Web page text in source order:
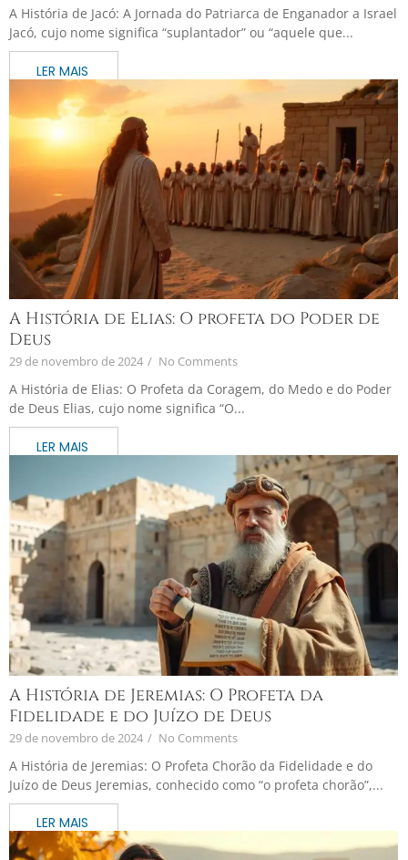
A História de Jacó: A Jornada do Patriarca de Enganador a Israel
Jacó, cujo nome significa “suplantador” ou “aquele que...
A História de Elias: O profeta do Poder de
Deus
29 de novembro de 2024 / No Comments
A História de Elias: O Profeta da Coragem, do Medo e do Poder
de Deus Elias, cujo nome significa “O...
A História de Jeremias: O Profeta da
Fidelidade e do Juízo de Deus
29 de novembro de 2024 / No Comments
A História de Jeremias: O Profeta Chorão da Fidelidade e do
Juízo de Deus Jeremias, conhecido como “o profeta chorão”,...